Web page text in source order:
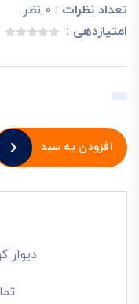
تعداد نظرات : 0 نظر
امتیازدهی :
افزودن به سبد
دیوار